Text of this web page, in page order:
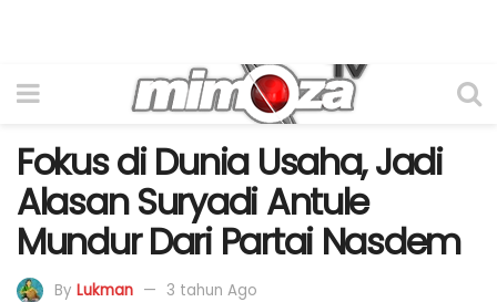
Fokus di Dunia Usaha, Jadi
Alasan Suryadi Antule
Mundur Dari Partai Nasdem
By Lukman 3 tahun Ago